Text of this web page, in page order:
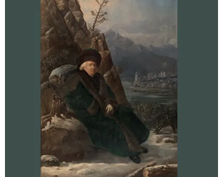
Русское искусство второй половины
Русское народное искусство XVII-XXI
Будущие выставки
Выездные выставки
Садко
Михаил Нестеров
Архив выставок
Степан Эрьзя – скульптор мира. К
Эпоха Императора Александра III и её
Архип Куинджи. Иллюзия света
Русская традиция
Наш авангард